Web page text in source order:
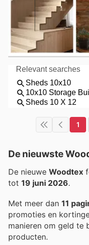
1
De nieuwste
De nieuwe Woodtex
tot 19 juni 2026.
Met meer dan 11
promoties en
manieren om geld te
producten.